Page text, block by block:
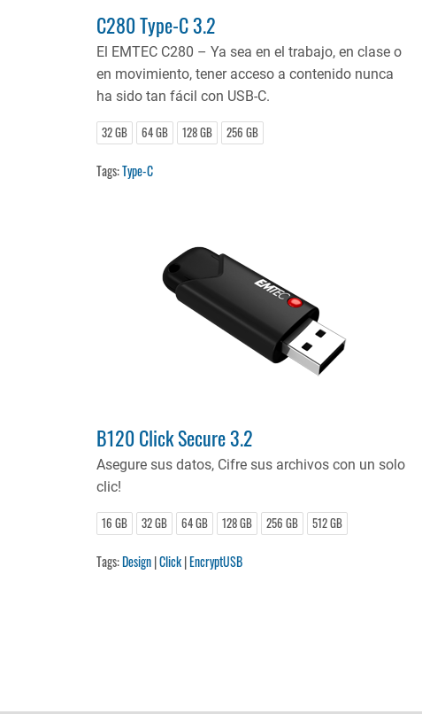
C280 Type-C 3.2
El EMTEC C280 – Ya sea en el trabajo, en clase o
en movimiento, tener acceso a contenido nunca
ha sido tan fácil con USB-C.
32 GB 64 GB 128 GB 256 GB
Tags:Type-C
B120 Click Secure 3.2
Asegure sus datos, Cifre sus archivos con un solo
clic!
16 GB 32 GB 64 GB 128 GB 256 GB 512 GB
Tags:Design|Click|EncryptUSB